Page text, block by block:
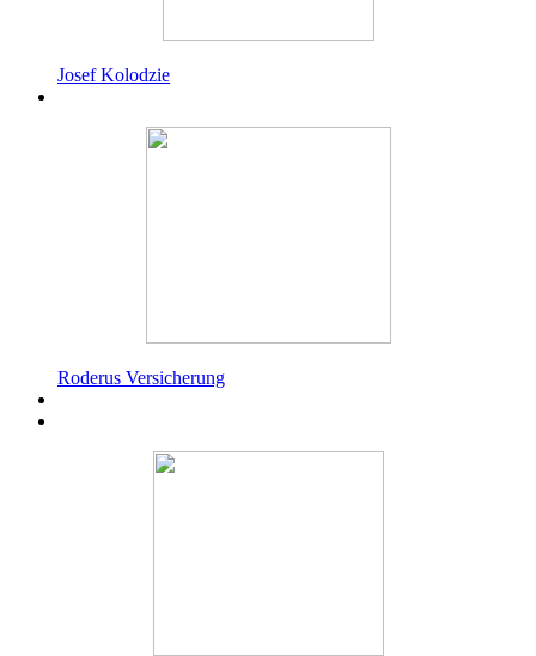
Josef Kolodzie
Roderus Versicherung